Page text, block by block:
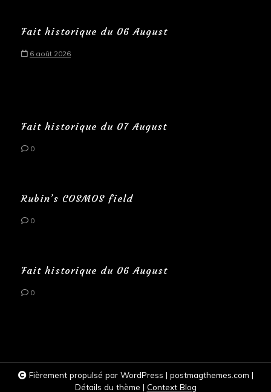
Fait historique du 06 August
6 août 2026
Fait historique du 07 August
0
Rubin’s COSMOS field
0
Fait historique du 06 August
0
Fièrement propulsé par WordPress | postmagthemes.com |
Détails du thème | Context Blog